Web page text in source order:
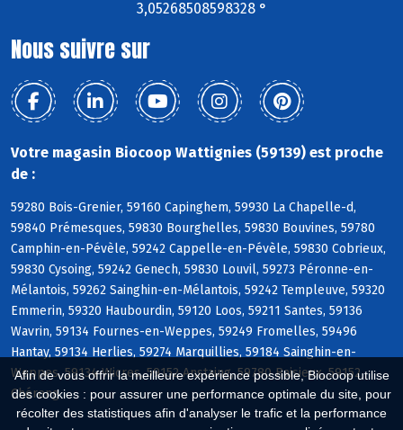
Afin de vous offrir la meilleure expérience possible, Biocoop utilise
des cookies : pour assurer une performance optimale du site, pour
récolter des statistiques afin d'analyser le trafic et la performance
3,05268508598328 °
Nous suivre sur
Votre magasin Biocoop Wattignies (59139) est proche
de :
59280 Bois-Grenier, 59160 Capinghem, 59930 La Chapelle-d,
59840 Prémesques, 59830 Bourghelles, 59830 Bouvines, 59780
Camphin-en-Pévèle, 59242 Cappelle-en-Pévèle, 59830 Cobrieux,
59830 Cysoing, 59242 Genech, 59830 Louvil, 59273 Péronne-en-
Mélantois, 59262 Sainghin-en-Mélantois, 59242 Templeuve, 59320
Emmerin, 59320 Haubourdin, 59120 Loos, 59211 Santes, 59136
Wavrin, 59134 Fournes-en-Weppes, 59249 Fromelles, 59496
Hantay, 59134 Herlies, 59274 Marquillies, 59184 Sainghin-en-
Weppes, 59134 Wicres, 59152 Anstaing, 59780 Baisieux, 59152
Chéreng